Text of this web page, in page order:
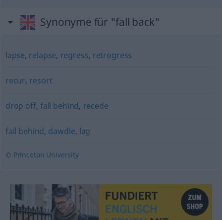
Synonyme für "fall back"
lapse, relapse, regress, retrogress
recur, resort
drop off, fall behind, recede
fall behind, dawdle, lag
© Princeton University